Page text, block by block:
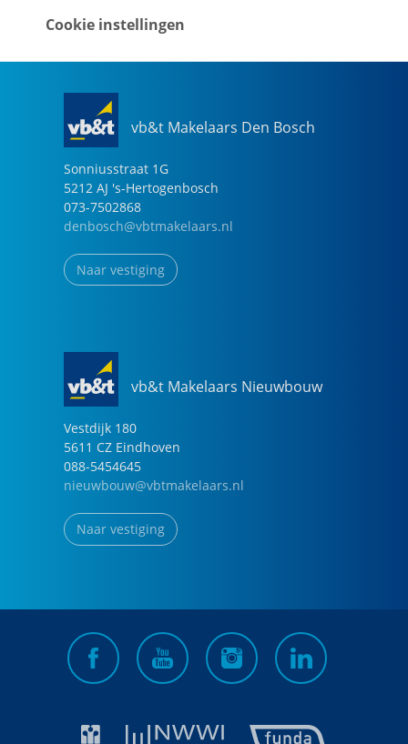
vb&t Makelaars Den Bosch
Sonniusstraat 1G
5212 AJ 's-Hertogenbosch
073-7502868
denbosch@vbtmakelaars.nl
Naar vestiging
vb&t Makelaars Nieuwbouw
Vestdijk 180
5611 CZ Eindhoven
088-5454645
nieuwbouw@vbtmakelaars.nl
Naar vestiging
Cookie instellingen